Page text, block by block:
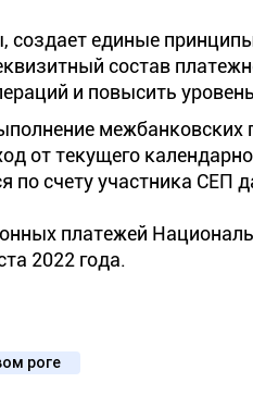
единые
состав
и повысить
межбанковских
от текущего
счету участника СЕП
платежей
2022 года.
роге